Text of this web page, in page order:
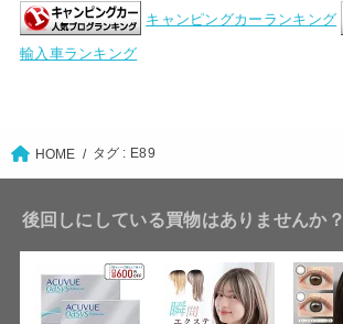
キャンピングカーランキング
輸入車ランキング
HOME タグ : E89
後回しにしている買物はありませんか？